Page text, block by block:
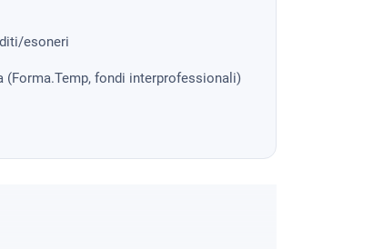
esoneri
fondi interprofessionali)